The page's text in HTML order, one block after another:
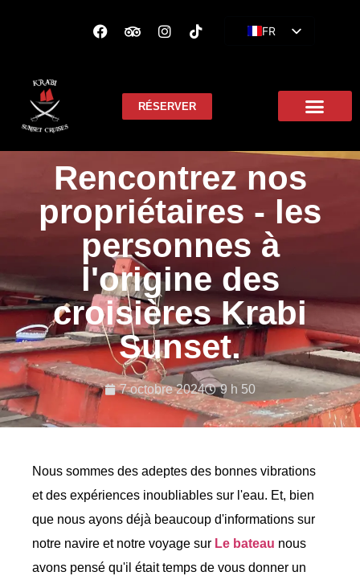
FR
RÉSERVER
Rencontrez nos
propriétaires - les
personnes à
l'origine des
croisières Krabi
Sunset.
7 octobre 2024 9 h 50
Nous sommes des adeptes des bonnes vibrations
et des expériences inoubliables sur l'eau. Et, bien
que nous ayons déjà beaucoup d'informations sur
notre navire et notre voyage sur Le bateau nous
avons pensé qu'il était temps de vous donner un